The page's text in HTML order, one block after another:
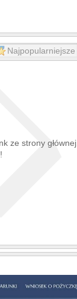
Najpopularniejsze
ze strony głównej.